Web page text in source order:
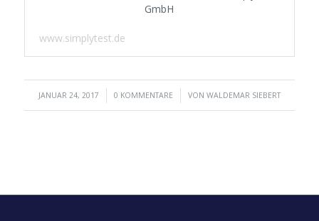
GmbH
www.simplytest.de
JANUAR 24, 2017
/ 0 KOMMENTARE
/ VON WALDEMAR SIEBERT